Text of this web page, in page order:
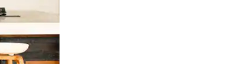
e deslizando o dedo na tela.